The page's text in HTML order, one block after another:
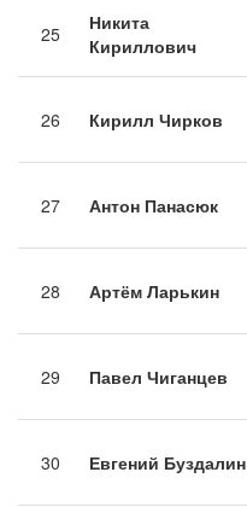
25
Никита
Кириллович
26 Кирилл Чирков
27 Антон Панасюк
28 Артём Ларькин
29 Павел Чиганцев
30 Евгений Буздалин